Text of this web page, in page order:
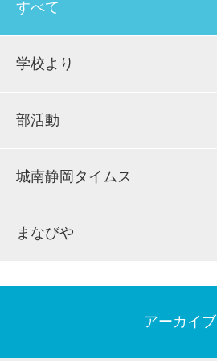
すべて
学校より
部活動
城南静岡タイムス
まなびや
アーカイブ